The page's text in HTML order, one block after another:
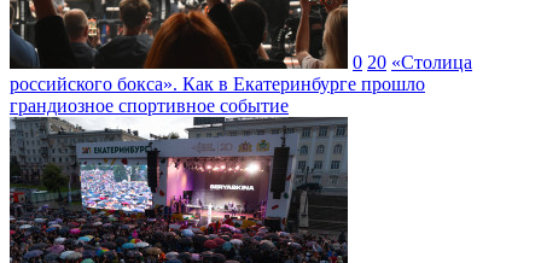
0 20 «Столица
российского бокса». Как в Екатеринбурге прошло
грандиозное спортивное событие